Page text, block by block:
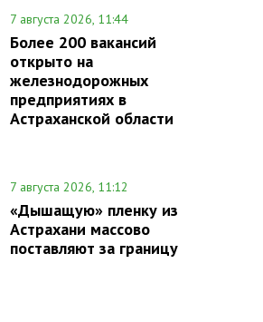
7 августа 2026, 11:44
Более 200 вакансий
открыто на
железнодорожных
предприятиях в
Астраханской области
7 августа 2026, 11:12
«Дышащую» пленку из
Астрахани массово
поставляют за границу